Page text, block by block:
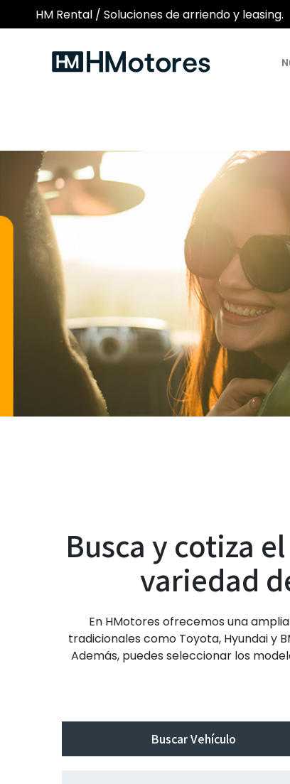
HM Rental / Soluciones de arriendo y leasing.
Busca y cotiza
variedad
En HMotores ofrecemos una
tradicionales como Toyota, Hyundai y
Además, puedes seleccionar los
Buscar Vehículo